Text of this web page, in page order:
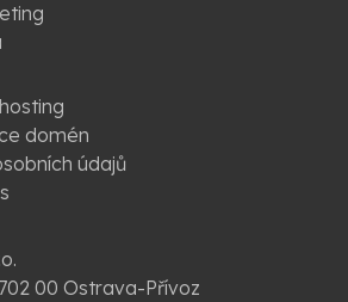
domén
údajů
00 Ostrava-Přívoz